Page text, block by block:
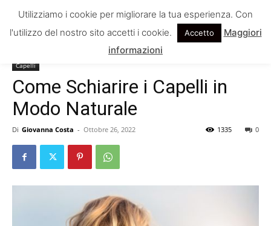
Capelli
Come Schiarire i Capelli in
Modo Naturale
Di Giovanna Costa - Ottobre 26, 2022 0
1335
Utilizziamo i cookie per migliorare la tua esperienza. Con
l'utilizzo del nostro sito accetti i cookie.
Accetto
Maggiori
informazioni